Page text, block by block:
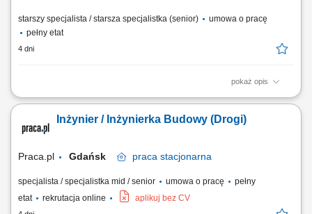
starszy specjalista / starsza specjalistka (senior)
umowa o pracę
pełny etat
4 dni
pokaż opis
Twoje przyszłe zadania:‎ organizacja pracy zespołu podwykonawców
drogowej,‎ przygotowywanie dokumentacji do odbiorów częściowych,
końcowych, weryfikacja dokumentacji projektowej i jej dystrybucja;
Inżynier / Inżynierka Budowy (Drogi)
Praca.pl Gdańsk praca stacjonarna
specjalista / specjalistka mid / senior umowa o pracę
pełny
etat
rekrutacja online aplikuj bez CV